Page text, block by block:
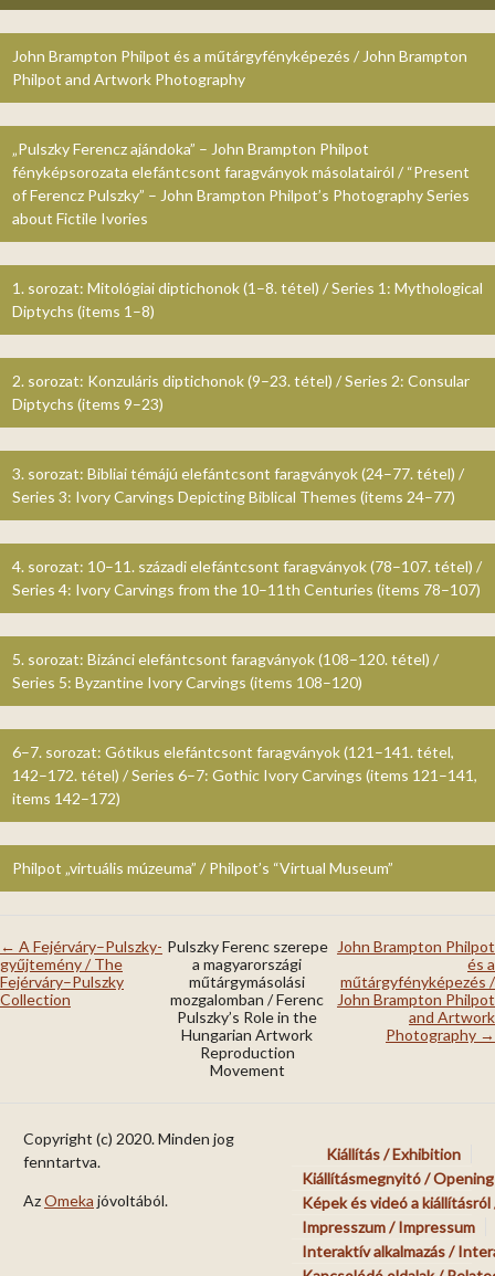
John Brampton Philpot és a műtárgyfényképezés / John Brampton
Philpot and Artwork Photography
„Pulszky Ferencz ajándoka” – John Brampton Philpot
fényképsorozata elefántcsont faragványok másolatairól / “Present
of Ferencz Pulszky” – John Brampton Philpot’s Photography Series
about Fictile Ivories
1. sorozat: Mitológiai diptichonok (1–8. tétel) / Series 1: Mythological
Diptychs (items 1–8)
2. sorozat: Konzuláris diptichonok (9–23. tétel) / Series 2: Consular
Diptychs (items 9–23)
3. sorozat: Bibliai témájú elefántcsont faragványok (24–77. tétel) /
Series 3: Ivory Carvings Depicting Biblical Themes (items 24–77)
4. sorozat: 10–11. századi elefántcsont faragványok (78–107. tétel) /
Series 4: Ivory Carvings from the 10–11th Centuries (items 78–107)
5. sorozat: Bizánci elefántcsont faragványok (108–120. tétel) /
Series 5: Byzantine Ivory Carvings (items 108–120)
6–7. sorozat: Gótikus elefántcsont faragványok (121–141. tétel,
142–172. tétel) / Series 6–7: Gothic Ivory Carvings (items 121–141,
items 142–172)
Philpot „virtuális múzeuma” / Philpot’s “Virtual Museum”
← A Fejérváry–Pulszky-
gyűjtemény / The
Fejérváry–Pulszky
Collection
John Brampton Philpot
és a
műtárgyfényképezés /
John Brampton Philpot
and Artwork
Photography →
Pulszky Ferenc szerepe
a magyarországi
műtárgymásolási
mozgalomban / Ferenc
Pulszky’s Role in the
Hungarian Artwork
Reproduction
Movement
Kiállítás / Exhibition
Kiállításmegnyitó /
Képek és videó a
Impresszum / Impressum
Interaktív alkalmazás /
Copyright (c) 2020. Minden jog
fenntartva.
AzOmeka jóvoltából.